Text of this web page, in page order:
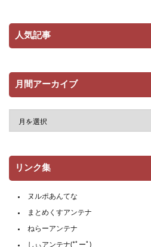
人気記事
月間アーカイブ
リンク集
ヌルポあんてな
まとめくすアンテナ
ねらーアンテナ
しぃアンテナ(*ﾟーﾟ)